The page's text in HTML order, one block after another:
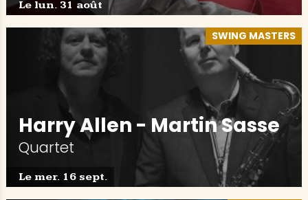
Le lun. 31 août
SWING MASTERS
Harry Allen - Martin Sasse
Quartet
Le mer. 16 sept.